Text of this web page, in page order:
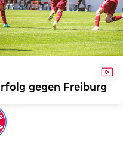
gegen Freiburg